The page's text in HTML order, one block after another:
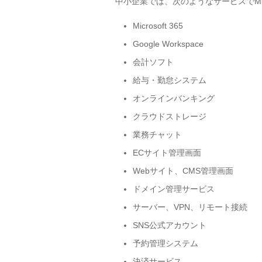
Microsoft 365
Google Workspace
会計ソフト
給与・勤怠システム
オンラインバンキング
クラウドストレージ
業務チャット
ECサイト管理画面
Webサイト、CMS管理画面
ドメイン管理サービス
サーバー、VPN、リモート接続
SNS公式アカウント
予約管理システム